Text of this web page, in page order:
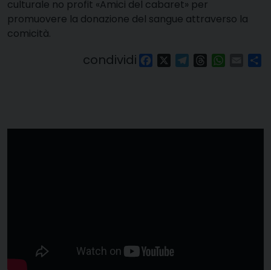
culturale no profit «Amici del cabaret» per
promuovere la donazione del sangue attraverso la
comicità.
condividi FacebookTelegram
Threads Email